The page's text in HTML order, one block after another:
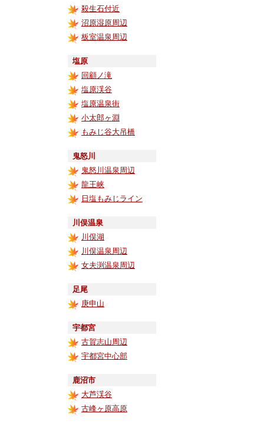
殺生石付近
沼原湿原周辺
板室温泉周辺
塩原
回顧ノ滝
塩原渓谷
塩原温泉街
小太郎ヶ淵
もみじ谷大吊橋
鬼怒川
鬼怒川温泉周辺
龍王峡
日塩もみじライン
川俣温泉
川俣湖
川俣温泉周辺
女夫渕温泉周辺
足尾
庚申山
宇都宮
古賀志山周辺
宇都宮中心部
鹿沼市
大芦渓谷
古峰ヶ原高原